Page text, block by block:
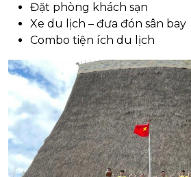
Đặt phòng khách sạn
Xe du lịch – đưa đón sân bay
Combo tiện ích du lịch